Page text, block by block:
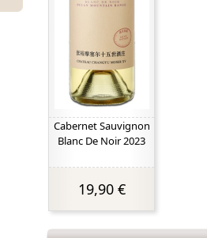
Cabernet Sauvignon
Blanc De Noir 2023
19,90 €